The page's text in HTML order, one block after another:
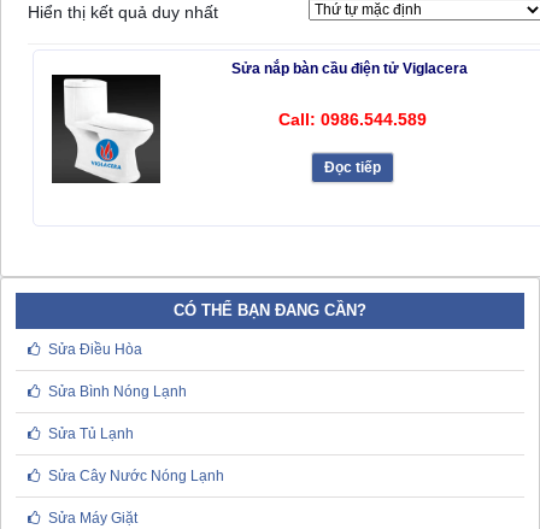
Hiển thị kết quả duy nhất
Sửa nắp bàn cầu điện tử Viglacera
Call: 0986.544.589
Đọc tiếp
CÓ THỂ BẠN ĐANG CẦN?
Sửa Điều Hòa
Sửa Bình Nóng Lạnh
Sửa Tủ Lạnh
Sửa Cây Nước Nóng Lạnh
Sửa Máy Giặt